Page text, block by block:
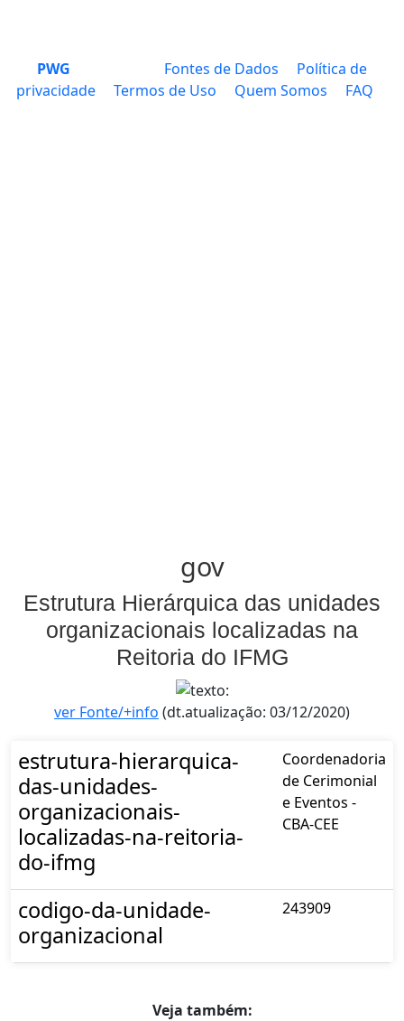
PWG Fontes de Dados
Política de
privacidade
Termos de Uso Quem Somos FAQ
gov
Estrutura Hierárquica das unidades
organizacionais localizadas na
Reitoria do IFMG
ver Fonte/+info (dt.atualização: 03/12/2020)
estrutura-hierarquica-
das-unidades-
organizacionais-
localizadas-na-reitoria-
do-ifmg
Coordenadoria
de Cerimonial
e Eventos -
CBA-CEE
codigo-da-unidade-
organizacional
243909
Veja também: